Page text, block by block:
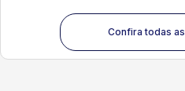
Confira todas